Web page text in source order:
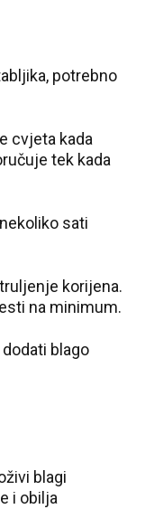
potrebno
cvjeta kada
tek kada
sati
korijena.
na minimum.
blago
blagi
i obilja